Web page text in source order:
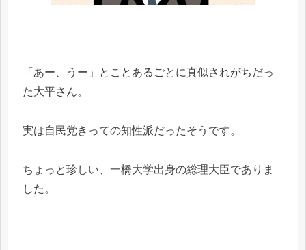
「あー、うー」とことあるごとに真似されがちだっ
た大平さん。
実は自民党きっての知性派だったそうです。
ちょっと珍しい、一橋大学出身の総理大臣でありま
した。